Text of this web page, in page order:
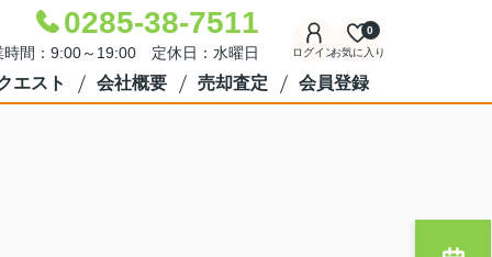
0285-38-7511
時間：9:00～19:00 定休日：水曜日 ログインお気に入り
0
エスト 会社概要 売却査定 会員登録